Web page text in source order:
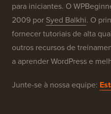
para iniciantes. O
2009 por Syed Balkhi. O
fornecer tutoriais de alta
outros recursos de
a aprender WordPress e
Junte-se à nossa equipe: